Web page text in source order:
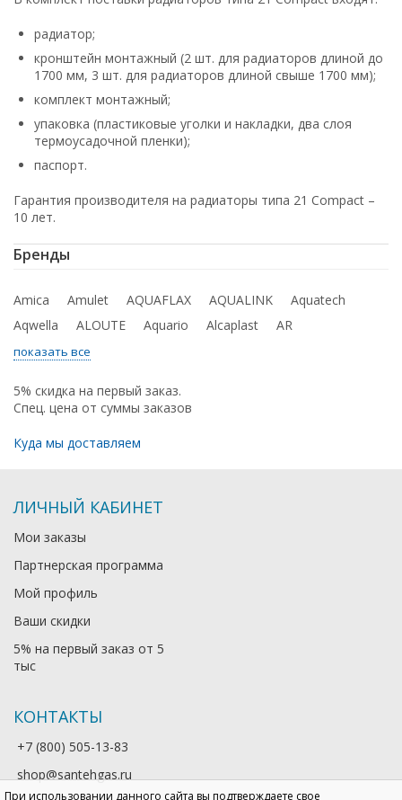
При использовании данного сайта вы подтверждаете свое
радиатор;
кронштейн монтажный (2 шт. для радиаторов длиной до
1700 мм, 3 шт. для радиаторов длиной свыше 1700 мм);
комплект монтажный;
упаковка (пластиковые уголки и накладки, два слоя
термоусадочной пленки);
паспорт.
Гарантия производителя на радиаторы типа 21 Compact –
10 лет.
Бренды
Amica Amulet AQUAFLAX AQUALINK
Aquatech
Aqwella
ALOUTE Aquario Alcaplast AR
показать все
5% скидка на первый заказ.
Спец. цена от суммы заказов
Куда мы доставляем
ЛИЧНЫЙ КАБИНЕТ
Мои заказы
Партнерская программа
Мой профиль
Ваши скидки
5% на первый заказ от 5
тыс
КОНТАКТЫ
+7 (800) 505-13-83
shop@santehgas.ru